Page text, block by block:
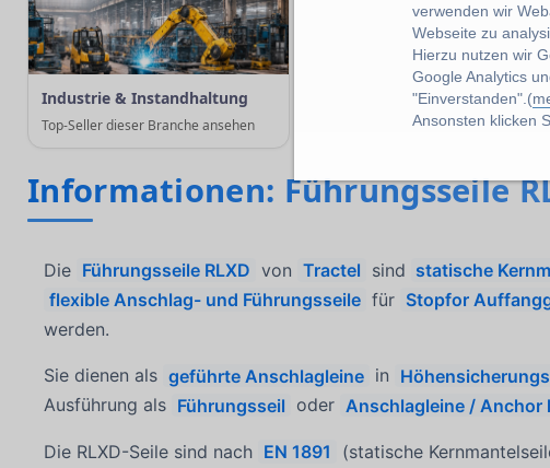
verwenden wir
Webseite zu
Hierzu nutzen wir
Google Analytics
"Einverstanden".(
Ansonsten klicken
Industrie & Instandhaltung
Top-Seller dieser Branche ansehen
Informationen: Führungsseile
Die Führungsseile RLXD von Tractel sind statische
flexible Anschlag- und Führungsseile für Stopfor
werden.
Sie dienen als geführte Anschlagleine in
Ausführung als Führungsseil oder Anschlagleine / Anchor
Die RLXD-Seile sind nach EN 1891 (statische